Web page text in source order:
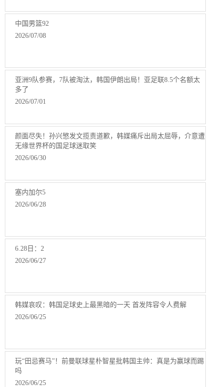
中国男篮92
2026/07/08
亚洲9队参赛，7队被淘汰，韩国伊朗出局！亚足联8.5个名额太
多了
2026/07/01
颜面尽失！孙兴慜发文揽责道歉，韩媒痛斥出局太屈辱，介意遭
无缘世界杯的国足球迷取笑
2026/06/30
塞内加尔5
2026/06/28
6.28日：2
2026/06/27
韩媒哀叹：韩国足球史上最黑暗的一天 首发阵容令人费解
2026/06/25
玩“田忌赛马”！前曼联球星朴智星批韩国主帅：真是为赢球而踢
吗
2026/06/25